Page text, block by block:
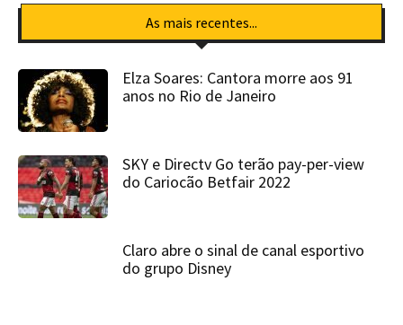
As mais recentes...
Elza Soares: Cantora morre aos 91
anos no Rio de Janeiro
SKY e Directv Go terão pay-per-view
do Cariocão Betfair 2022
Claro abre o sinal de canal esportivo
do grupo Disney